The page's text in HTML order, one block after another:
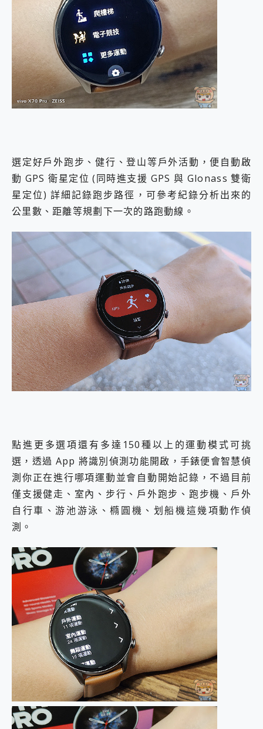
選定好戶外跑步、健行、登山等戶外活動，便自動啟
動 GPS 衛星定位 (同時進支援 GPS 與 Glonass 雙衛
星定位) 詳細記錄跑步路徑，可參考紀錄分析出來的
公里數、距離等規劃下一次的路跑動線。
點進更多選項還有多達150種以上的運動模式可挑
選，透過 App 將識別偵測功能開啟，手錶便會智慧偵
測你正在進行哪項運動並會自動開始記錄，不過目前
僅支援健走、室內、步行、戶外跑步、跑步機、戶外
自行車、游池游泳、橢圓機、划船機這幾項動作偵
測。